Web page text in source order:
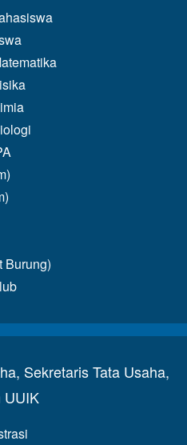
Burung)
Sekretaris Tata Usaha,
UUIK